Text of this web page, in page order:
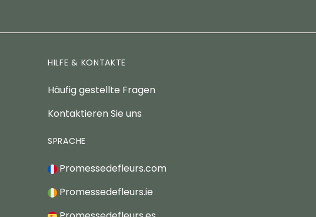
HILFE & KONTAKTE
Häufig gestellte Fragen
Kontaktieren Sie uns
SPRACHE
Promessedefleurs.com
Promessedefleurs.ie